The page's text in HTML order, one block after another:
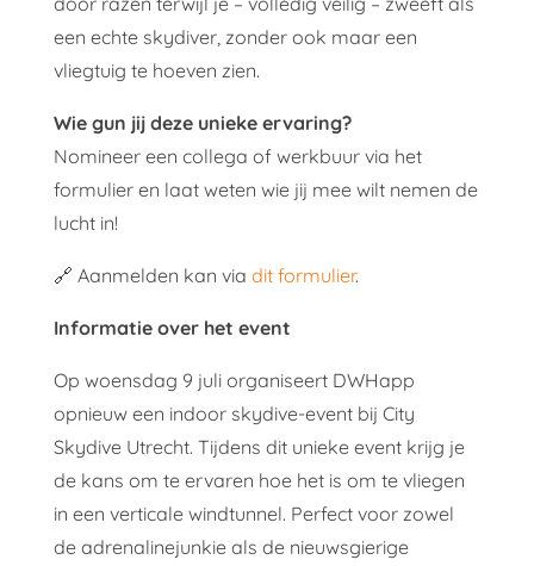
een echte skydiver, zonder ook maar een
vliegtuig te hoeven zien.
Wie gun jij deze unieke ervaring?
Nomineer een collega of werkbuur via het
formulier en laat weten wie jij mee wilt nemen de
lucht in!
🔗 Aanmelden kan via dit formulier.
Informatie over het event
Op woensdag 9 juliorganiseert DWHapp
opnieuw een indoor skydive-event bij City
Skydive Utrecht. Tijdens dit unieke event krijg je
de kans om te ervaren hoe het is om te vliegen
in een verticale windtunnel. Perfect voor zowel
de adrenalinejunkie als de nieuwsgierige